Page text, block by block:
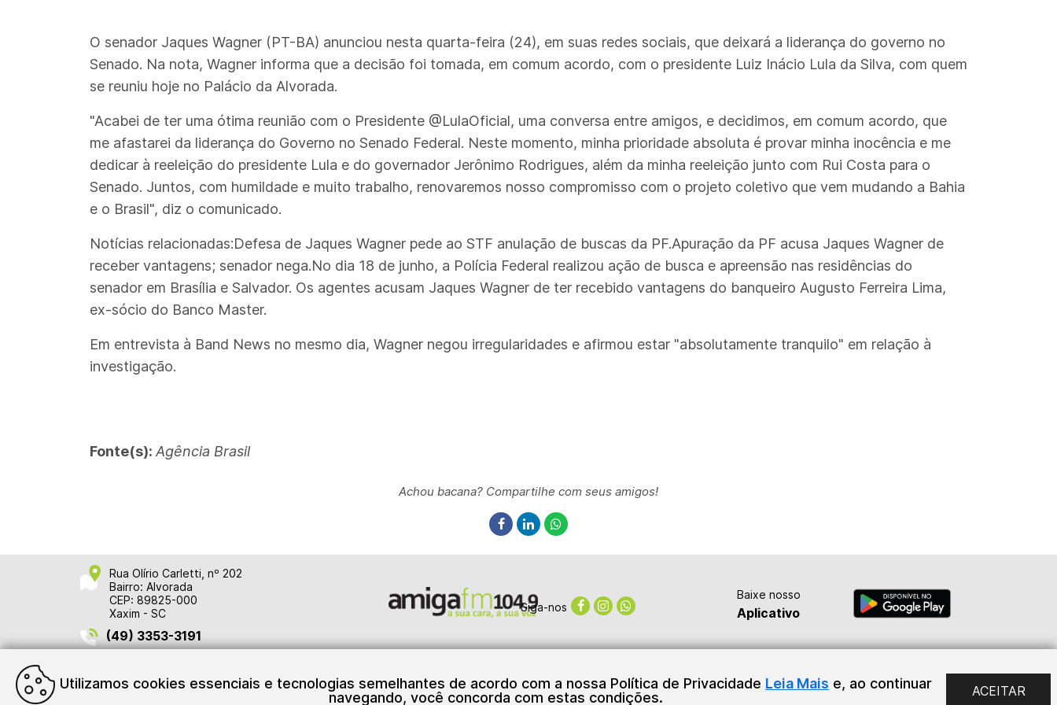
O senador Jaques Wagner (PT-BA) anunciou nesta quarta-feira (24), em suas redes sociais, que deixará a liderança do governo no
Senado. Na nota, Wagner informa que a decisão foi tomada, em comum acordo, com o presidente Luiz Inácio Lula da Silva, com quem
se reuniu hoje no Palácio da Alvorada.
"Acabei de ter uma ótima reunião com o Presidente @LulaOficial, uma conversa entre amigos, e decidimos, em comum acordo, que
me afastarei da liderança do Governo no Senado Federal. Neste momento, minha prioridade absoluta é provar minha inocência e me
dedicar à reeleição do presidente Lula e do governador Jerônimo Rodrigues, além da minha reeleição junto com Rui Costa para o
Senado. Juntos, com humildade e muito trabalho, renovaremos nosso compromisso com o projeto coletivo que vem mudando a Bahia
e o Brasil", diz o comunicado.
Notícias relacionadas:Defesa de Jaques Wagner pede ao STF anulação de buscas da PF.Apuração da PF acusa Jaques Wagner de
receber vantagens; senador nega.No dia 18 de junho, a Polícia Federal realizou ação de busca e apreensão nas residências do
senador em Brasília e Salvador. Os agentes acusam Jaques Wagner de ter recebido vantagens do banqueiro Augusto Ferreira Lima,
ex-sócio do Banco Master.
Em entrevista à Band News no mesmo dia, Wagner negou irregularidades e afirmou estar "absolutamente tranquilo" em relação à
investigação.
Fonte(s): Agência Brasil
Achou bacana? Compartilhe com seus amigos!
Utilizamos cookies essenciais e tecnologias semelhantes de acordo com a nossa Política de Privacidade Leia Mais e, ao continuar
navegando, você concorda com estas condições.
ACEITAR
Rua Olírio Carletti, nº 202
Bairro: Alvorada
CEP: 89825-000
Xaxim - SC
(49) 3353-3191
Siga-nos
Baixe nosso
Aplicativo
Sistema Plug de Comunicações Ltda. © Copyright 2026